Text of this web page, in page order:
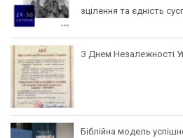
зцілення та єдність
З Днем Незалежності
Біблійна модель